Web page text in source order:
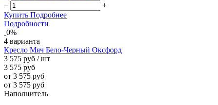
−
+
Купить Подробнее
Подробности
0%
4 варианта
Кресло Мяч Бело-Черный Оксфорд
3 575 руб / шт
3 575 руб
от 3 575 руб
от 3 575 руб
Наполнитель